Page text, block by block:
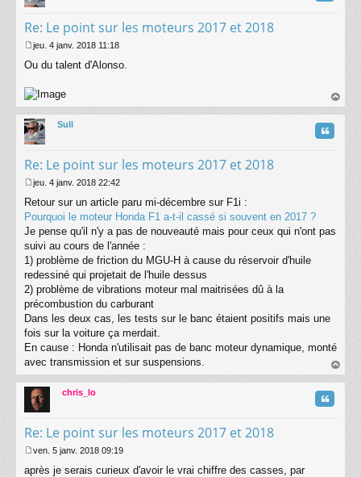
Re: Le point sur les moteurs 2017 et 2018
e
s
a
g
e
jeu. 4 janv. 2018 11:18
Ou du talent d'Alonso.
au
Sull
Re: Le point sur les moteurs 2017 et 2018
Citation
e
s
s
a
g
jeu. 4 janv. 2018 22:42
Retour sur un article paru mi-décembre sur F1i :
Pourquoi le moteur Honda F1 a-t-il cassé si souvent en 2017 ?
Je pense qu'il n'y a pas de nouveauté mais pour ceux qui n'ont pas
suivi au cours de l'année :
1) problème de friction du MGU-H à cause du réservoir d'huile
redessiné qui projetait de l'huile dessus
2) problème de vibrations moteur mal maitrisées dû à la
précombustion du carburant
Dans les deux cas, les tests sur le banc étaient positifs mais une
fois sur la voiture ça merdait.
En cause : Honda n'utilisait pas de banc moteur dynamique, monté
avec transmission et sur suspensions.
au
chris_lo
Re: Le point sur les moteurs 2017 et 2018
Citation
e
ven. 5 janv. 2018 09:19
après je serais curieux d'avoir le vrai chiffre des casses, par